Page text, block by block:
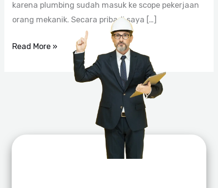
karena plumbing sudah masuk ke scope pekerjaan
orang mekanik. Secara pribadi saya […]
Read More »